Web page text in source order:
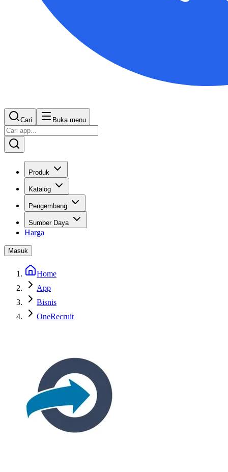
Cari Buka menu
Produk
Katalog
Pengembang
Sumber Daya
Harga
Masuk
Home
App
Bisnis
OneRecruit